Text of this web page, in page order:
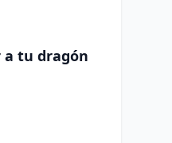
a tu dragón